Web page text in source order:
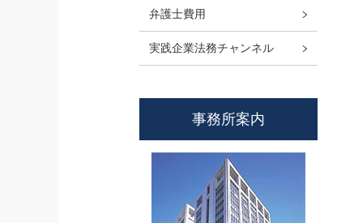
弁護士費用
実践企業法務チャンネル
事務所案内